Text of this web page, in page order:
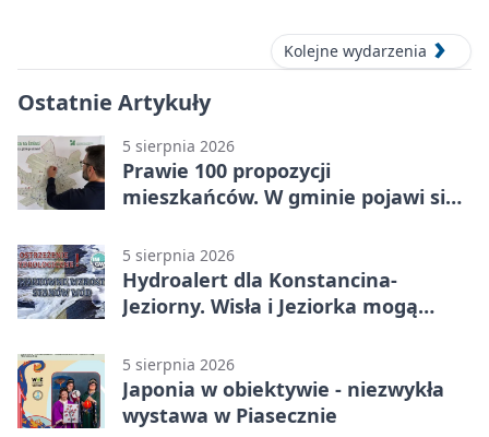
Kolejne wydarzenia
Ostatnie Artykuły
5 sierpnia 2026
Prawie 100 propozycji
mieszkańców. W gminie pojawi się
5 sierpnia 2026
Hydroalert dla Konstancina-
Jeziorny. Wisła i Jeziorka mogą
5 sierpnia 2026
Japonia w obiektywie - niezwykła
wystawa w Piasecznie